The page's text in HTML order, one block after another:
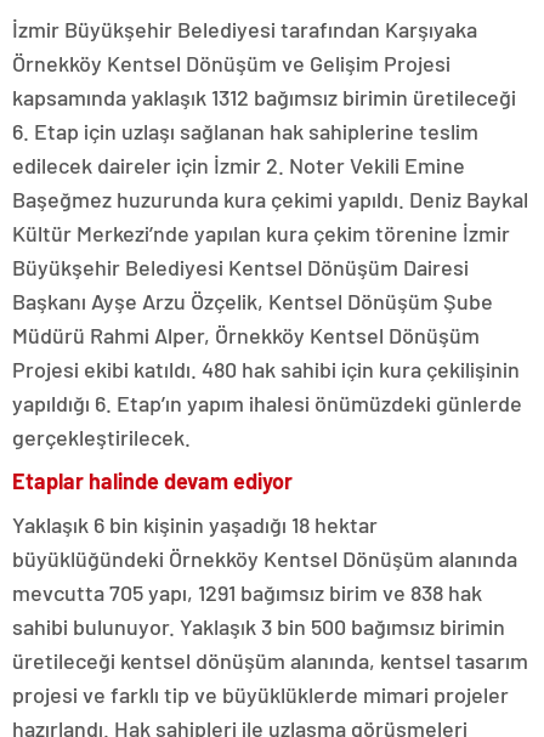
İzmir Büyükşehir Belediyesi tarafından Karşıyaka
Örnekköy Kentsel Dönüşüm ve Gelişim Projesi
kapsamında yaklaşık 1312 bağımsız birimin üretileceği
6. Etap için uzlaşı sağlanan hak sahiplerine teslim
edilecek daireler için İzmir 2. Noter Vekili Emine
Başeğmez huzurunda kura çekimi yapıldı. Deniz Baykal
Kültür Merkezi’nde yapılan kura çekim törenine İzmir
Büyükşehir Belediyesi Kentsel Dönüşüm Dairesi
Başkanı Ayşe Arzu Özçelik, Kentsel Dönüşüm Şube
Müdürü Rahmi Alper, Örnekköy Kentsel Dönüşüm
Projesi ekibi katıldı. 480 hak sahibi için kura çekilişinin
yapıldığı 6. Etap’ın yapım ihalesi önümüzdeki günlerde
gerçekleştirilecek.
Etaplar halinde devam ediyor
Yaklaşık 6 bin kişinin yaşadığı 18 hektar
büyüklüğündeki Örnekköy Kentsel Dönüşüm alanında
mevcutta 705 yapı, 1291 bağımsız birim ve 838 hak
sahibi bulunuyor. Yaklaşık 3 bin 500 bağımsız birimin
üretileceği kentsel dönüşüm alanında, kentsel tasarım
projesi ve farklı tip ve büyüklüklerde mimari projeler
hazırlandı. Hak sahipleri ile uzlaşma görüşmeleri